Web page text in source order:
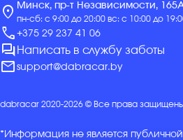
location_on Минск, пр-т Независимости,
пн-сб: с 9:00 до 20:00 вс: с 10:00 до
call +375 29 237 41 06
forum Написать в службу заботы
mail support@dabracar.by
dabracar 2020-2026 © Все права
*Информация не является